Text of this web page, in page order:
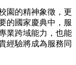
園的精神象徵，更
的國家慶典中，服
業跨域能力，也能
經驗將成為服務同